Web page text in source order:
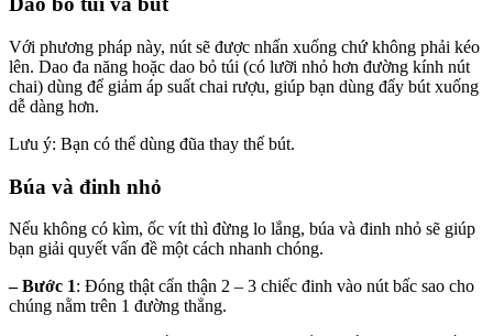
Với phương pháp này, nút sẽ được nhấn xuống chứ không phải kéo
lên. Dao đa năng hoặc dao bỏ túi (có lưỡi nhỏ hơn đường kính nút
chai) dùng để giảm áp suất chai rượu, giúp bạn dùng đẩy bút xuống
dễ dàng hơn.
Lưu ý: Bạn có thể dùng đũa thay thế bút.
Búa và đinh nhỏ
Nếu không có kìm, ốc vít thì đừng lo lắng, búa và đinh nhỏ sẽ giúp
bạn giải quyết vấn đề một cách nhanh chóng.
– Bước 1: Đóng thật cẩn thận 2 – 3 chiếc đinh vào nút bấc sao cho
chúng nằm trên 1 đường thẳng.